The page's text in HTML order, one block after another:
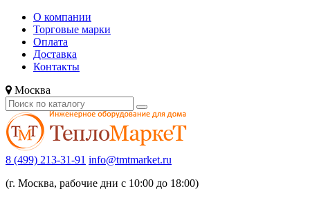
О компании
Торговые марки
Оплата
Доставка
Контакты
Москва
8 (499) 213-31-91 info@tmtmarket.ru
(г. Москва, рабочие дни с 10:00 до 18:00)